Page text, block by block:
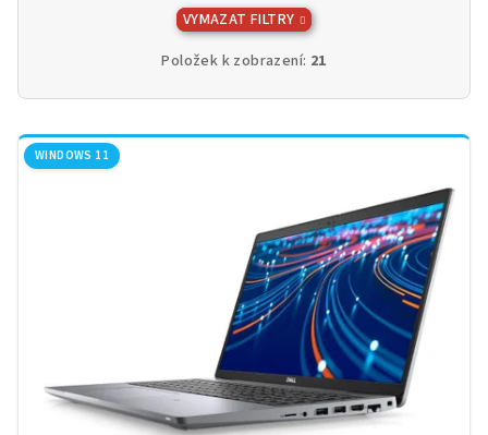
VYMAZAT FILTRY
Položek k zobrazení: 21
V
WINDOWS 11